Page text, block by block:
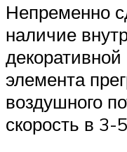
Непременно
наличие
элемента
воздушного
скорость в 3-